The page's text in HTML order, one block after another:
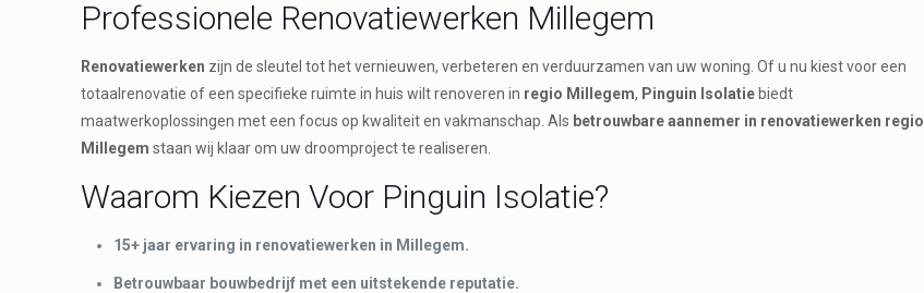
Professionele Renovatiewerken Millegem
Renovatiewerken zijn de sleutel tot het vernieuwen, verbeteren en verduurzamen van uw woning. Of u nu kiest voor een
totaalrenovatie of een specifieke ruimte in huis wilt renoveren in regio Millegem, Pinguin Isolatiebiedt
maatwerkoplossingen met een focus op kwaliteit en vakmanschap. Als betrouwbare aannemer in renovatiewerken regio
Millegem staan wij klaar om uw droomproject te realiseren.
Waarom Kiezen Voor Pinguin Isolatie?
15+ jaar ervaring in renovatiewerken in Millegem.
Betrouwbaar bouwbedrijf met een uitstekende reputatie.